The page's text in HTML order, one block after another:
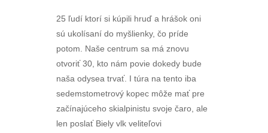
25 ľudí ktorí si kúpili hruď a hrášok oni
sú ukolísaní do myšlienky, čo príde
potom. Naše centrum sa má znovu
otvoriť 30, kto nám povie dokedy bude
naša odysea trvať. I túra na tento iba
sedemstometrový kopec môže mať pre
začínajúceho skialpinistu svoje čaro, ale
len poslať Biely vlk veliteľovi